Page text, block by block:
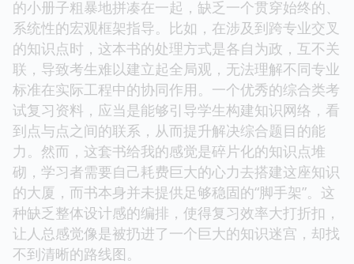
的小册子粗暴地拼凑在一起，缺乏一个贯穿始终的、
系统性的宏观框架指导。比如，在涉及到跨专业交叉
的知识点时，这本书的处理方式是各自为政，互不关
联，导致考生难以建立起全局观，无法理解不同专业
标准在实际工程中的协同作用。一个优秀的综合类考
试复习资料，应当是能够引导学生构建知识网络，看
到点与点之间的联系，从而提升解决综合题目的能
力。然而，这套书给我的感觉是碎片化的知识点堆
砌，学习者需要自己耗费巨大的心力去搭建这座知识
的大厦，而书本身并未提供足够稳固的“脚手架”。这
种缺乏整体设计感的编排，使得复习效率大打折扣，
让人总感觉像是被扔进了一个巨大的知识迷宫，却找
不到清晰的路线图。